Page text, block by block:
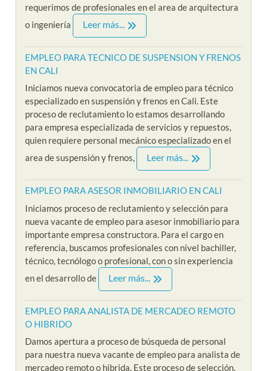
requerimos de profesionales en el area de arquitectura
o ingeniería
Leer más...
EMPLEO PARA TECNICO DE SUSPENSION Y FRENOS
EN CALI
Iniciamos nueva convocatoria de empleo para técnico
especializado en suspensión y frenos en Cali. Este
proceso de reclutamiento lo estamos desarrollando
para empresa especializada de servicios y repuestos,
quien requiere personal mecánico especializado en el
area de suspensión y frenos,
Leer más...
EMPLEO PARA ASESOR INMOBILIARIO EN CALI
Iniciamos proceso de reclutamiento y selección para
nueva vacante de empleo para asesor inmobiliario para
importante empresa constructora. Para el cargo en
referencia, buscamos profesionales con nivel bachiller,
técnico, tecnólogo o profesional, con o sin experiencia
en el desarrollo de
Leer más...
EMPLEO PARA ANALISTA DE MERCADEO REMOTO
O HIBRIDO
Damos apertura a proceso de búsqueda de personal
para nuestra nueva vacante de empleo para analista de
mercadeo remoto o hibrida. Este proceso de selección,